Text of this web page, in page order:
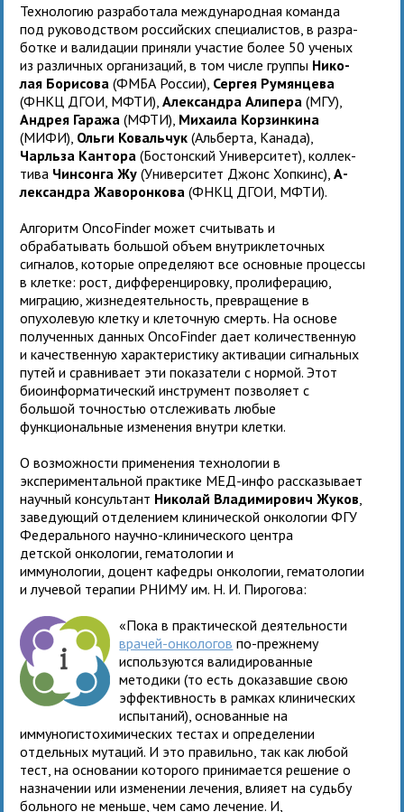
Тех­но­ло­гию раз­ра­бо­тала меж­ду­на­род­ная команда
под руко­вод­ством рос­сий­ских специалистов, в раз­ра­
ботке и вали­да­ции при­няли уча­стие более 50 уче­ных
из раз­лич­ных орга­ни­за­ций, в том числе группы Ни­ко­
лая Бо­ри­сова (ФМБА Рос­сии), Сер­гея Ру­мян­цева
(ФНКЦ ДГОИ, МФТИ),А­лек­сандра А­ли­пера (МГУ),
Ан­дрея Га­ража (МФТИ), Ми­ха­ила Кор­зин­кина
(МИФИ), Ольги Ко­валь­чук (Аль­берта, Ка­нада),
Чарльза Кан­тора (Бо­стон­ский У­ни­вер­си­тет), кол­лек­
тива Чин­сонга Жу (У­ни­вер­си­тет Джонс Хоп­кинс),А­
лек­сандра Жа­во­ронкова (ФНКЦ ДГОИ, МФТИ).
Алгоритм OncoFinder может считывать и
обрабатывать большой объем внутриклеточных
сигналов, которые определяют все основные процессы
в клетке: рост, дифференцировку, пролиферацию,
миграцию, жизнедеятельность, превращение в
опухолевую клетку и клеточную смерть. На основе
полученных данных OncoFinder дает количественную
и качественную характеристику активации сигнальных
путей и сравнивает эти показатели с нормой. Этот
биоинформатический инструмент позволяет с
большой точностью отслеживать любые
функциональные изменения внутри клетки.
О возможности применения технологии в
экспериментальной практике МЕД-инфо рассказывает
научный консультант Николай Владимирович Жуков
заведующий отделением клинической онкологии ФГУ
Федерального научно-клинического центра
детской онкологии, гематологии и
иммунологии, доцент кафедры онкологии, гематологии
и лучевой терапии РНИМУ им. Н. И. Пирогова:
«Пока в практической деятельности
врачей-онкологов по-прежнему
используются валидированные
методики (то есть доказавшие свою
эффективность в рамках клинических
испытаний), основанные на
иммуногистохимических тестах и определении
отдельных мутаций. И это правильно, так как любой
тест, на основании которого принимается решение о
назначении или изменении лечения, влияет на судьбу
больного не меньше, чем само лечение. И,